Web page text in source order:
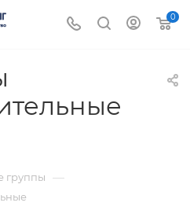
0
группы —